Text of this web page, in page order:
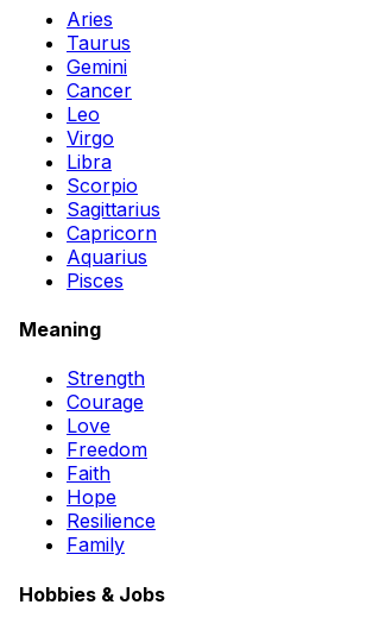
Aries
Taurus
Gemini
Cancer
Leo
Virgo
Libra
Scorpio
Sagittarius
Capricorn
Aquarius
Pisces
Meaning
Strength
Courage
Love
Freedom
Faith
Hope
Resilience
Family
Hobbies & Jobs